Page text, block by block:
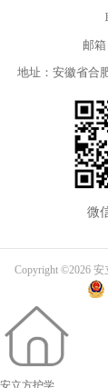
Copyright ©2026 安
邮
地址：安徽省合
微
安立方护学